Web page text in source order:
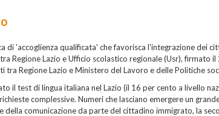
'accoglienza qualificata' che favorisca l'integrazione dei
Regione Lazio e Ufficio scolastico regionale (Usr), firmato il
Regione Lazio e Ministero del Lavoro e delle Politiche
il test di lingua italiana nel Lazio (il 16 per cento a livello
complessive. Numeri che lasciano emergere un
comunicazione da parte del cittadino immigrato, la